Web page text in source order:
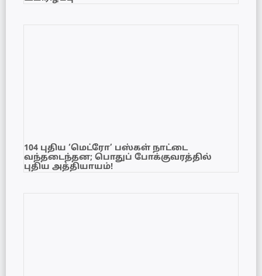
104 புதிய ‘மெட்ரோ’ பஸ்கள் நாட்டை
வந்தடைந்தன; பொதுப் போக்குவரத்தில்
புதிய அத்தியாயம்!